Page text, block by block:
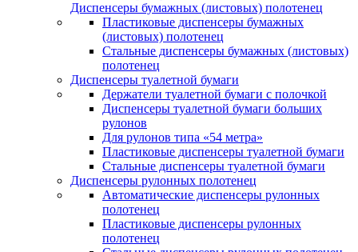
Диспенсеры бумажных (листовых) полотенец
Пластиковые диспенсеры бумажных
(листовых) полотенец
Стальные диспенсеры бумажных (листовых)
полотенец
Диспенсеры туалетной бумаги
Держатели туалетной бумаги с полочкой
Диспенсеры туалетной бумаги больших
рулонов
Для рулонов типа «54 метра»
Пластиковые диспенсеры туалетной бумаги
Стальные диспенсеры туалетной бумаги
Диспенсеры рулонных полотенец
Автоматические диспенсеры рулонных
полотенец
Пластиковые диспенсеры рулонных
полотенец